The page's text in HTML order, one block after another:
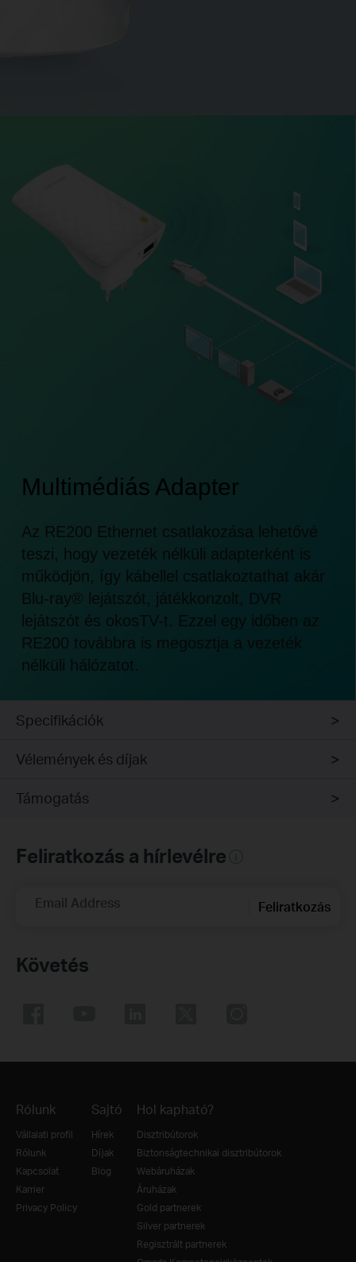
Multimédiás Adapter
Az RE200 Ethernet csatlakozása lehetővé
teszi, hogy vezeték nélküli adapterként is
működjön, így kábellel csatlakoztathat akár
Blu-ray® lejátszót, játékkonzolt, DVR
lejátszót és okosTV-t. Ezzel egy időben az
RE200 továbbra is megosztja a vezeték
nélküli hálózatot.
Specifikációk
Vélemények és díjak
Támogatás
Feliratkozás a hírlevélre
Email Address Feliratkozás
Követés
Rólunk
Vállalati profil
Rólunk
Kapcsolat
Karrier
Privacy Policy
Sajtó
Hírek
Díjak
Blog
Hol kapható?
Disztribútorok
Biztonságtechnikai disztribútorok
Webáruházak
Áruházak
Gold partnerek
Silver partnerek
Regisztrált partnerek